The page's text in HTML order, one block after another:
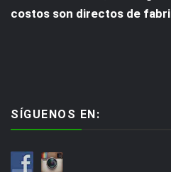
costos son directos de
SÍGUENOS EN: